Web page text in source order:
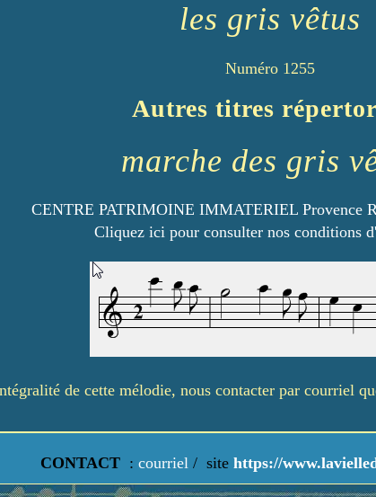
les gris vêtus
Numéro 1255
Autres titres
marche des gris
CENTRE PATRIMOINE IMMATERIEL Provence
Cliquez ici pour consulter nos conditions
de cette mélodie, nous contacter par courriel
CONTACT : courriel / site https://